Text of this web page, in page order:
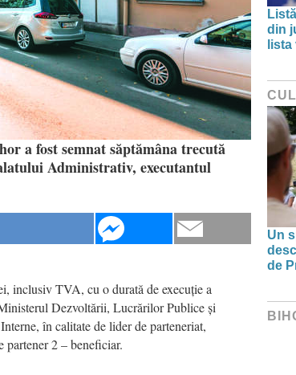
a fost semnat săptămâna trecută
Administrativ, executantul
inclusiv TVA, cu o durată de execuție a
Dezvoltării, Lucrărilor Publice și
în calitate de lider de parteneriat,
2 – beneficiar.
din
Un
de